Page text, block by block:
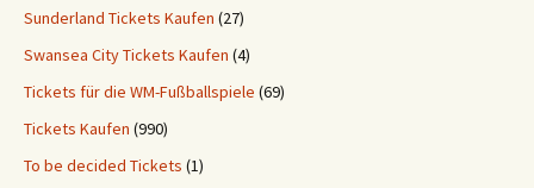
Sunderland Tickets Kaufen (27)
Swansea City Tickets Kaufen (4)
Tickets für die WM-Fußballspiele (69)
Tickets Kaufen (990)
To be decided Tickets (1)